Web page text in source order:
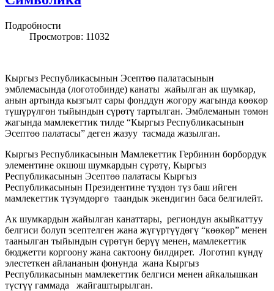
Подробности
Просмотров: 11032
Кыргыз Республикасынын Эсептөө палатасынын
эмблемасында (логотобинде) канаты жайылган ак шумкар,
анын артында кызгылт сары фонддун жогору жагында көөкөр
түшүрүлгөн тыйындын сүрөтү тартылган. Эмблеманын төмөн
жагында мамлекеттик тилде “Кыргыз Республикасынын
Эсептөө палатасы” деген жазуу тасмада жазылган.
Кыргыз Республикасынын Мамлекеттик Гербинин борбордук
элементине окшош шумкардын сүрөтү, Кыргыз
Республикасынын Эсептөө палатасы Кыргыз
Республикасынын Президентине түздөн түз баш ийген
мамлекеттик түзүмдөргө таандык экендигин баса белгилейт.
Ак шумкардын жайылган канаттары, региондун акыйкаттуу
белгиси болуп эсептелген жана жүгүртүүдөгү “көөкөр” менен
таанылган тыйындын сүрөтүн берүү менен, мамлекеттик
бюджетти коргоону жана сактоону билдирет. Логотип күндү
элестеткен айлананын фонунда жана Кыргыз
Республикасынын мамлекеттик белгиси менен айкалышкан
түстүү гаммада жайгаштырылган.